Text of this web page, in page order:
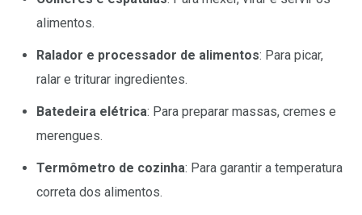
alimentos.
Ralador e processador de alimentos: Para picar,
ralar e triturar ingredientes.
Batedeira elétrica: Para preparar massas, cremes e
merengues.
Termômetro de cozinha: Para garantir a temperatura
correta dos alimentos.